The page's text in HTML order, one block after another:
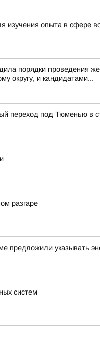
изучения опыта в сфере
порядки проведения
округу, и кандидатами...
переход под Тюменью в
разгаре
указывать
систем